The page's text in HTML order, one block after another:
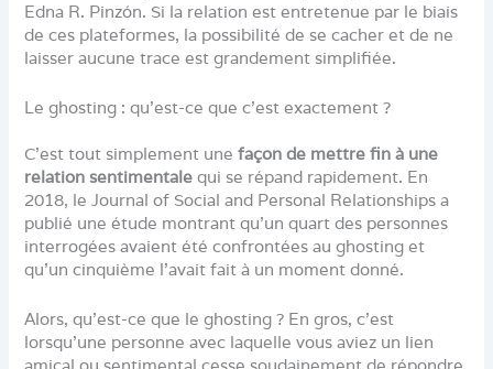
Edna R. Pinzón. Si la relation est entretenue par le biais
de ces plateformes, la possibilité de se cacher et de ne
laisser aucune trace est grandement simplifiée.
Le ghosting : qu’est-ce que c’est exactement ?
C’est tout simplement unefaçon de mettre fin à une
relation sentimentale qui se répand rapidement. En
2018, le Journal of Social and Personal Relationships a
publié une étude montrant qu’un quart des personnes
interrogées avaient été confrontées au ghosting et
qu’un cinquième l’avait fait à un moment donné.
Alors, qu’est-ce que le ghosting ? En gros, c’est
lorsqu’une personne avec laquelle vous aviez un lien